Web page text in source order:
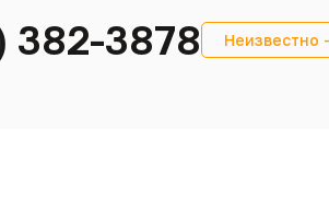
382-3878 Неизвестно